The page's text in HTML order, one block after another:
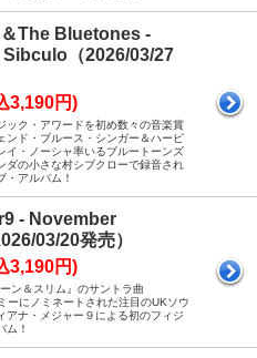
The Bluetones -
（2026/03/27
3,190円)
ック・アワードを初め数々の音楽賞
ンド・ブルース・シンガー＆ハーピ
イ・ノーシャ率いるブルートーンズ
ダの小さな村シブクローで録音され
・アルバム！
- November
03/20発売）
3,190円)
ン＆スリム』のサントラ曲
ーにノミネートされた注目のUKソウ
アナ・メジャー９による初のフィジ
ム！